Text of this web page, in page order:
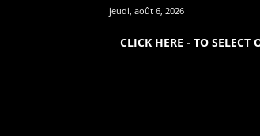
jeudi, août 6, 2026
CLICK HERE - TO SELECT